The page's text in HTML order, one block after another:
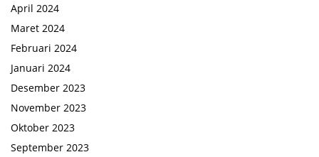
April 2024
Maret 2024
Februari 2024
Januari 2024
Desember 2023
November 2023
Oktober 2023
September 2023